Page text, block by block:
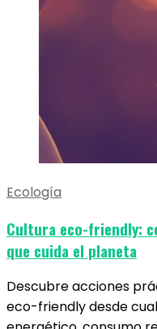
Ecología
Cultura eco-friendly:
que cuida el planeta
Descubre acciones
eco-friendly desde